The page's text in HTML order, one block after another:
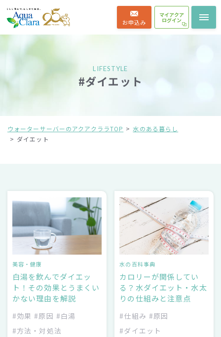
お申込み
マイアクア
ログイン
LIFESTYLE
#ダイエット
ウォーターサーバーのアクアクララTOP
水のある暮らし
ダイエット
美容・健康
白湯を飲んでダイエッ
ト！その効果とうまくい
かない理由を解説
#効果 #原因 #白湯
#方法・対処法
水の百科事典
カロリーが関係してい
る？水ダイエット・水太
りの仕組みと注意点
#仕組み #原因
#ダイエット